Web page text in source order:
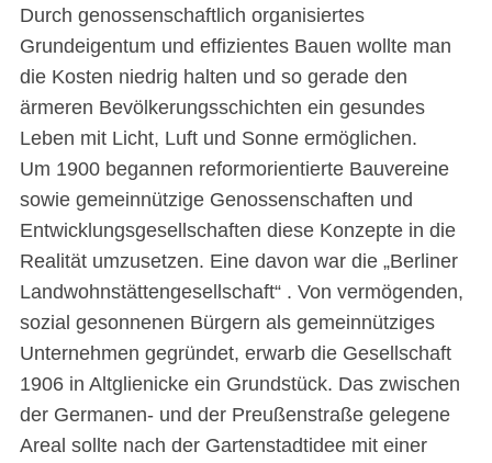
Durch genossenschaftlich organisiertes
Grundeigentum und effizientes Bauen wollte man
die Kosten niedrig halten und so gerade den
ärmeren Bevölkerungsschichten ein gesundes
Leben mit Licht, Luft und Sonne ermöglichen.
Um 1900 begannen reformorientierte Bauvereine
sowie gemeinnützige Genossenschaften und
Entwicklungsgesellschaften diese Konzepte in die
Realität umzusetzen. Eine davon war die „Berliner
Landwohnstättengesellschaft“ . Von vermögenden,
sozial gesonnenen Bürgern als gemeinnütziges
Unternehmen gegründet, erwarb die Gesellschaft
1906 in Altglienicke ein Grundstück. Das zwischen
der Germanen- und der Preußenstraße gelegene
Areal sollte nach der Gartenstadtidee mit einer